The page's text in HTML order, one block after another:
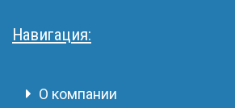
Навигация:
О компании